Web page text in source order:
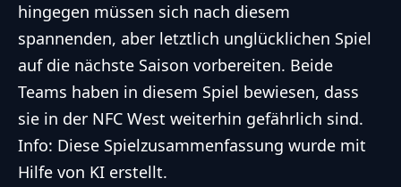
hingegen müssen sich nach diesem
spannenden, aber letztlich unglücklichen Spiel
auf die nächste Saison vorbereiten. Beide
Teams haben in diesem Spiel bewiesen, dass
sie in der NFC West weiterhin gefährlich sind.
Info: Diese Spielzusammenfassung wurde mit
Hilfe von KI erstellt.